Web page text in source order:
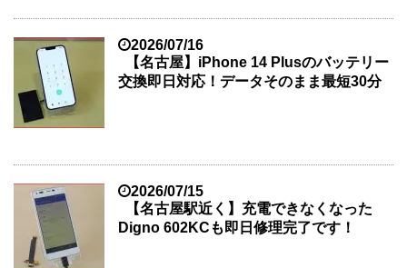
2026/07/16
【名古屋】iPhone 14 Plusのバッテリー
交換即日対応！データそのまま最短30分
2026/07/15
【名古屋駅近く】充電できなくなった
Digno 602KCも即日修理完了です！